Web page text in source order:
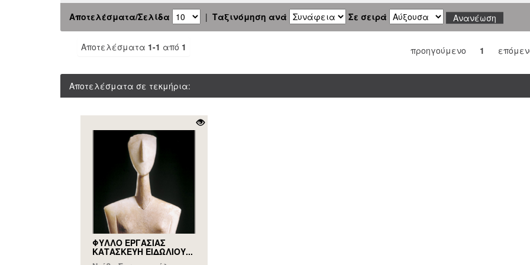
Αποτελέσματα/Σελίδα | Ταξινόμηση ανά Σε σειρά
Αποτελέσματα 1-1 από 1 προηγούμενο 1
Αποτελέσματα σε τεκμήρια:
ΦΥΛΛΟ ΕΡΓΑΣΙΑΣ
ΚΑΤΑΣΚΕΥΗ ΕΙΔΩΛΙΟΥ...